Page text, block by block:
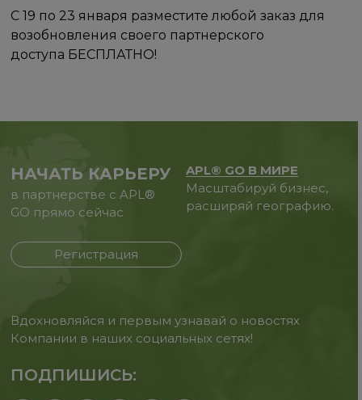
С 19 по 23 января разместите любой заказ для
возобновления своего партнерского
доступа БЕСПЛАТНО!
НАЧАТЬ КАРЬЕРУ
в партнерстве с APL®
GO прямо сейчас
Регистрация
APL® GO В МИРЕ
Масштабируй бизнес,
расширяй географию.
Вдохновляйся и первым узнавай о новостях
Компании в наших социальных сетях!
ПОДПИШИСЬ: